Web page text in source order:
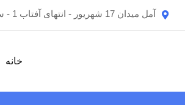
آمل میدان 17 شهریور - انتهای آفتاب 1 - ساختمان پزشکان ونوشه , طبقه اول
خانه